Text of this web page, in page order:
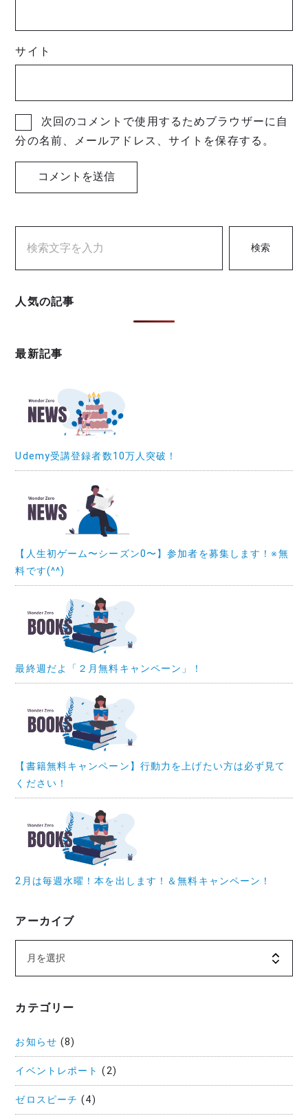
サイト
次回のコメントで使用するためブラウザーに自
分の名前、メールアドレス、サイトを保存する。
検索
人気の記事
最新記事
Udemy受講登録者数10万人突破！
【人生初ゲーム〜シーズン0〜】参加者を募集します！※無
料です(^^)
最終週だよ「２月無料キャンペーン」！
【書籍無料キャンペーン】行動力を上げたい方は必ず見て
ください！
2月は毎週水曜！本を出します！＆無料キャンペーン！
アーカイブ
カテゴリー
お知らせ (8)
イベントレポート (2)
ゼロスピーチ (4)